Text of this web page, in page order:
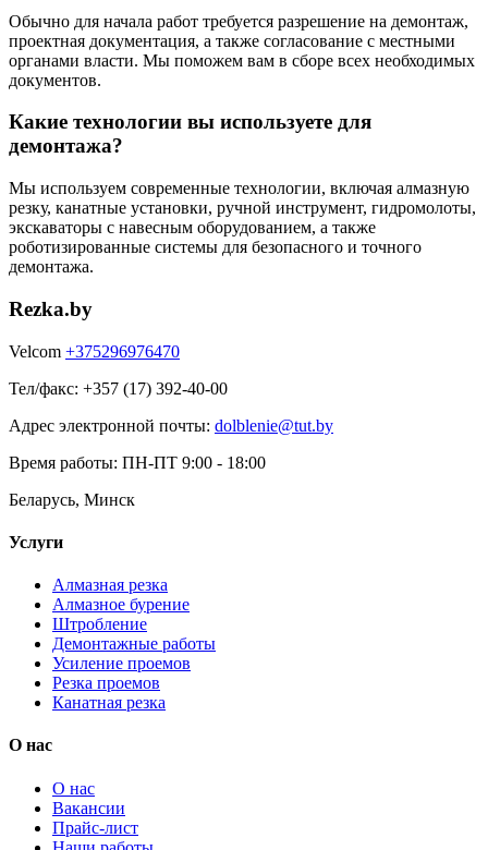
Обычно для начала работ требуется разрешение на демонтаж,
проектная документация, а также согласование с местными
органами власти. Мы поможем вам в сборе всех необходимых
документов.
Какие технологии вы используете для
демонтажа?
Мы используем современные технологии, включая алмазную
резку, канатные установки, ручной инструмент, гидромолоты,
экскаваторы с навесным оборудованием, а также
роботизированные системы для безопасного и точного
демонтажа.
Rezka.by
Velcom +375296976470
Тел/факс: +357 (17) 392-40-00
Адрес электронной почты: dolblenie@tut.by
Время работы: ПН-ПТ 9:00 - 18:00
Беларусь, Минск
Услуги
Алмазная резка
Алмазное бурение
Штробление
Демонтажные работы
Усиление проемов
Резка проемов
Канатная резка
О нас
О нас
Вакансии
Прайс-лист